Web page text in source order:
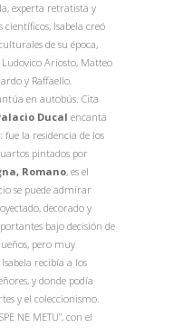
experta retratista y
Isabela creó
de su época,
Ariosto, Matteo
y Raffaello.
en autobús. Cita
Ducal encanta
fue la residencia de los
pintados por
Romano, es el
se puede admirar
decorado y
bajo decisión de
pero muy
recibía a los
y donde podía
y el coleccionismo.
NE METU”, con el